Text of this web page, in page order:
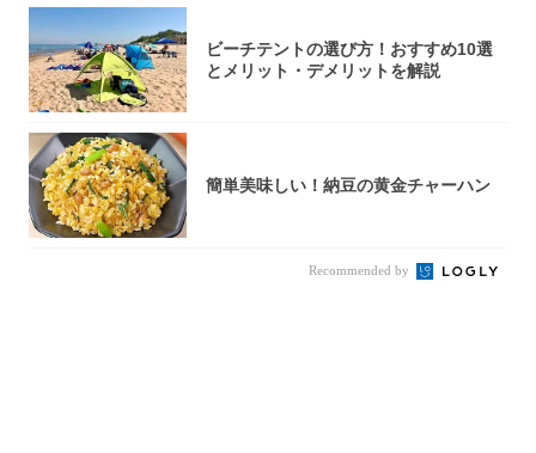
ビーチテントの選び方！おすすめ10選
とメリット・デメリットを解説
簡単美味しい！納豆の黄金チャーハン
Recommended by